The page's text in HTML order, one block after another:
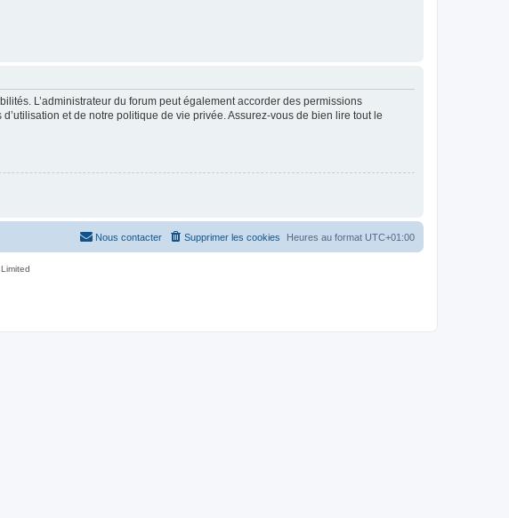
L’administrateur du forum peut également accorder des permissions
et de notre politique de vie privée. Assurez-vous de bien lire tout le
Heures au format UTC+01:00
Supprimer les cookies
Nous contacter